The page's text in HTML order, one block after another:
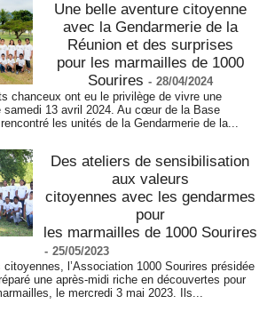
Une belle aventure citoyenne
avec la Gendarmerie de la
Réunion et des surprises
pour les marmailles de 1000
Sourires - 28/04/2024
chanceux ont eu le privilège de vivre une
samedi 13 avril 2024. Au cœur de la Base
les unités de la Gendarmerie de la...
Des ateliers de sensibilisation
aux valeurs
citoyennes avec les gendarmes
pour
les marmailles de 1000 Sourires
- 25/05/2023
l’Association 1000 Sourires présidée
une après-midi riche en découvertes pour
le mercredi 3 mai 2023. Ils...